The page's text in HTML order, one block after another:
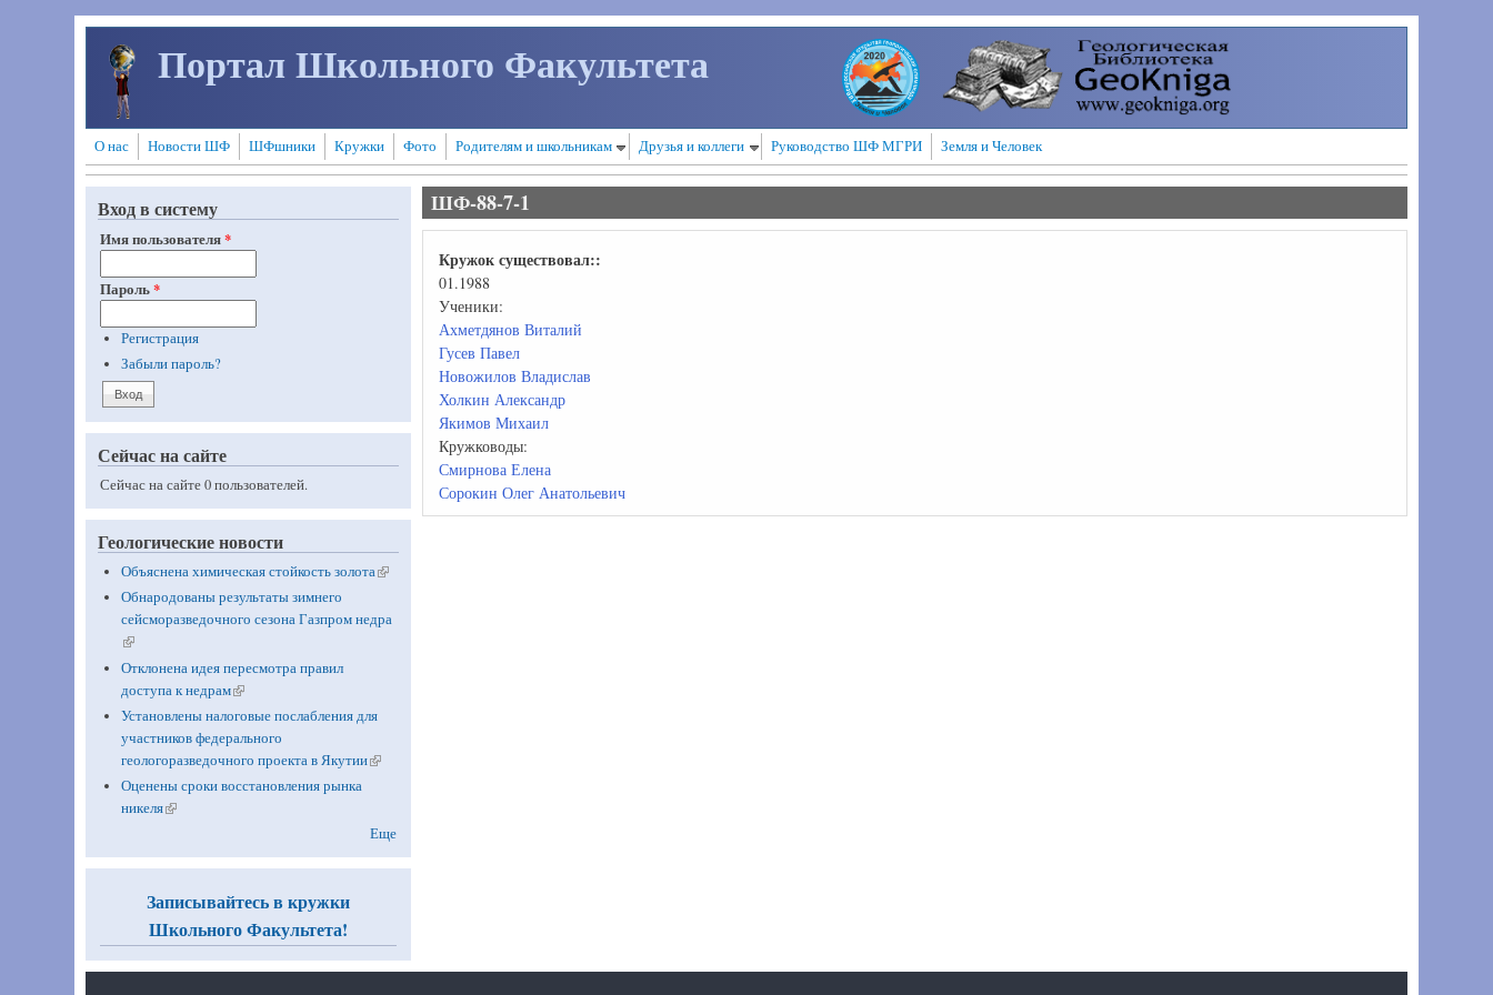
Перейти к основному содержанию
Портал Школьного Факультета
О нас Новости ШФ ШФшники Кружки Фото Родителям и школьникам Друзья и коллеги Руководство ШФ МГРИ Земля и Человек
Вход в систему
Имя пользователя*
Пароль*
Регистрация
Забыли пароль?
Сейчас на сайте
Сейчас на сайте 0 пользователей.
Геологические новости
Объяснена химическая стойкость золота(link is
Обнародованы результаты зимнего
сейсморазведочного сезона Газпром недра
(link is external)
Отклонена идея пересмотра правил
доступа к недрам(link is external)
Установлены налоговые послабления для
участников федерального
геологоразведочного проекта в Якутии(link is
Оценены сроки восстановления рынка
никеля(link is external)
Еще
Записывайтесь в кружки
Школьного Факультета!
ШФ-88-7-1
Кружок существовал::
01.1988
Ученики:
Ахметдянов Виталий
Гусев Павел
Новожилов Владислав
Холкин Александр
Якимов Михаил
Кружководы:
Смирнова Елена
Сорокин Олег Анатольевич